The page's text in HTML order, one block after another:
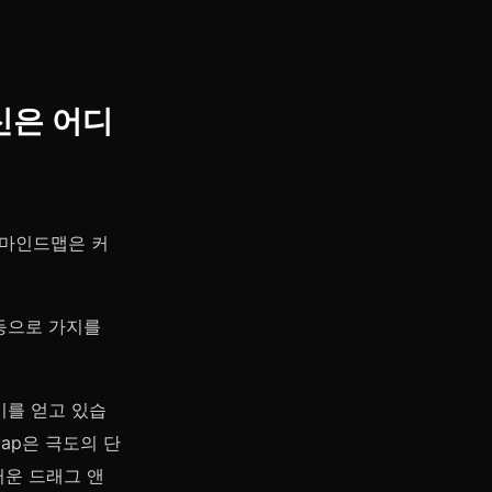
은 어디
인드맵은 커
으로 가지를
를 얻고 있습
은 극도의 단
드래그 앤